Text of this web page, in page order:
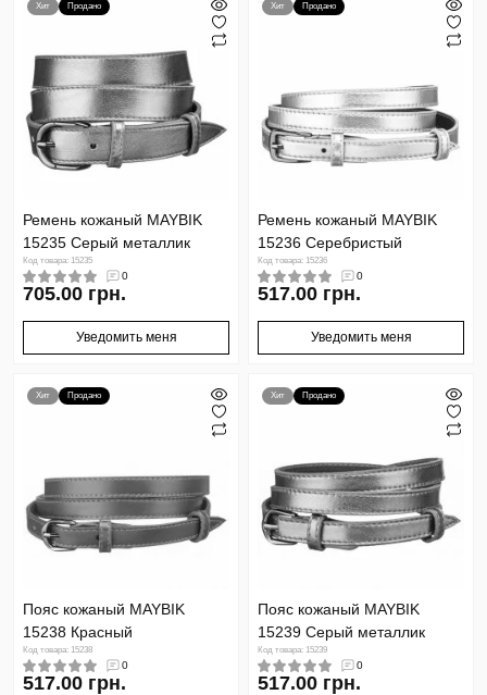
Хит Продано
Ремень кожаный MAYBIK
15235 Серый металлик
Код товара: 15235
0
705.00 грн.
Уведомить меня
Хит Продано
Ремень кожаный MAYBIK
15236 Cеребристый
Код товара: 15236
0
517.00 грн.
Уведомить меня
Хит Продано
Пояс кожаный MAYBIK
15238 Красный
Код товара: 15238
0
517.00 грн.
Хит Продано
Пояс кожаный MAYBIK
15239 Серый металлик
Код товара: 15239
0
517.00 грн.